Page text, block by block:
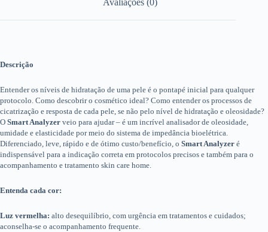
Descrição
Entender os níveis de hidratação de uma pele é o pontapé inicial para qualquer
protocolo. Como descobrir o cosmético ideal? Como entender os processos de
cicatrização e resposta de cada pele, se não pelo nível de hidratação e oleosidade?
O Smart Analyzer veio para ajudar – é um incrível analisador de oleosidade,
umidade e elasticidade por meio do sistema de impedância bioelétrica.
Diferenciado, leve, rápido e de ótimo custo/benefício, o Smart Analyzer é
indispensável para a indicação correta em protocolos precisos e também para o
acompanhamento e tratamento skin care home.
Entenda cada cor:
Luz vermelha: alto desequilíbrio, com urgência em tratamentos e cuidados;
aconselha-se o acompanhamento frequente.